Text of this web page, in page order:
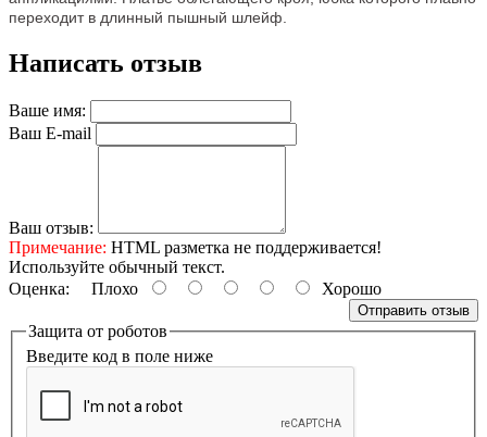
переходит в длинный пышный шлейф.
Написать отзыв
Ваше имя:
Ваш E-mail
Ваш отзыв:
Примечание: HTML разметка не поддерживается!
Используйте обычный текст.
Оценка: Плохо Хорошо
Отправить отзыв
Защита от роботов
Введите код в поле ниже